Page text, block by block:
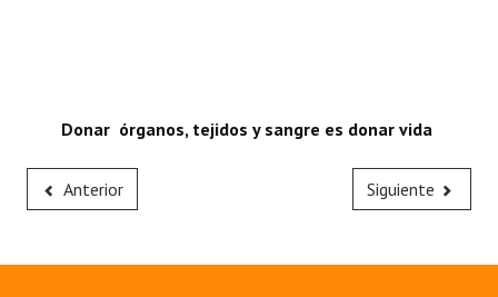
Donar órganos, tejidos y sangre es donar vida
Anterior Siguiente